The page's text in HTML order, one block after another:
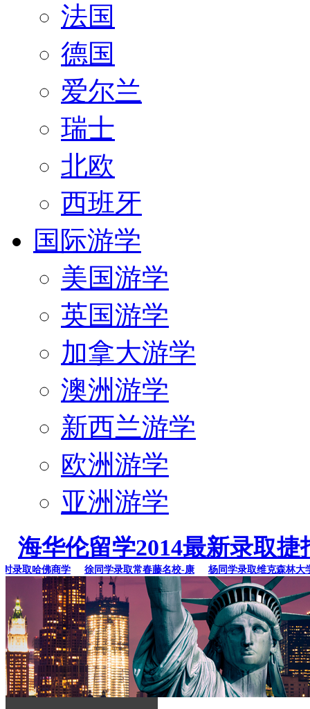
法国
德国
爱尔兰
瑞士
北欧
西班牙
国际游学
美国游学
英国游学
加拿大游学
澳洲游学
新西兰游学
欧洲游学
亚洲游学
海华伦留学2014最新录取捷
取哈佛商学 徐同学录取常春藤名校-康 杨同学录取维克森林大学